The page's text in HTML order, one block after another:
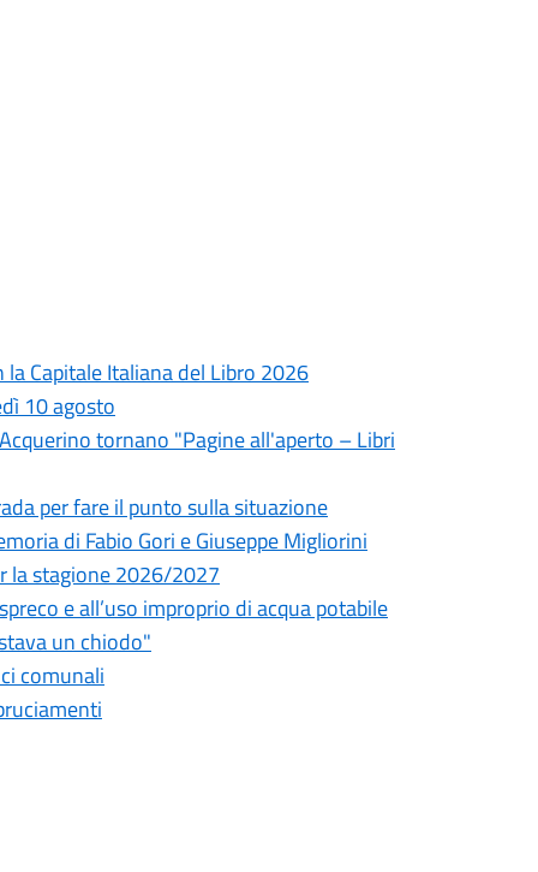
Capitale Italiana del Libro 2026
10 agosto
tornano "Pagine all'aperto – Libri
per fare il punto sulla situazione
di Fabio Gori e Giuseppe Migliorini
la stagione 2026/2027
e all’uso improprio di acqua potabile
un chiodo"
comunali